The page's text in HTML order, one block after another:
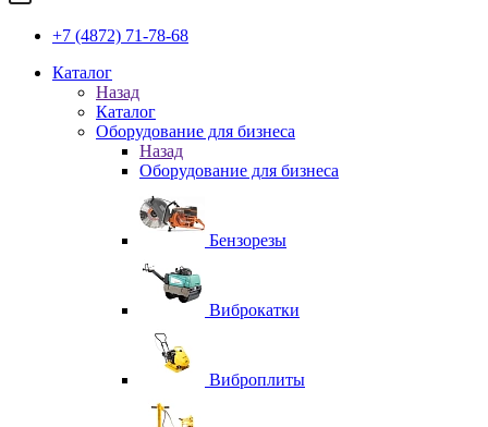
+7 (4872) 71-78-68
Каталог
Назад
Каталог
Оборудование для бизнеса
Назад
Оборудование для бизнеса
Бензорезы
Виброкатки
Виброплиты